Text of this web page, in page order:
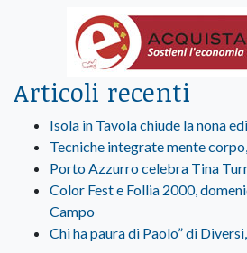
Articoli recenti
Isola in Tavola chiude la nona
Tecniche integrate mente
Porto Azzurro celebra Tina
Color Fest e Follia 2000,
Campo
Chi ha paura di Paolo” di